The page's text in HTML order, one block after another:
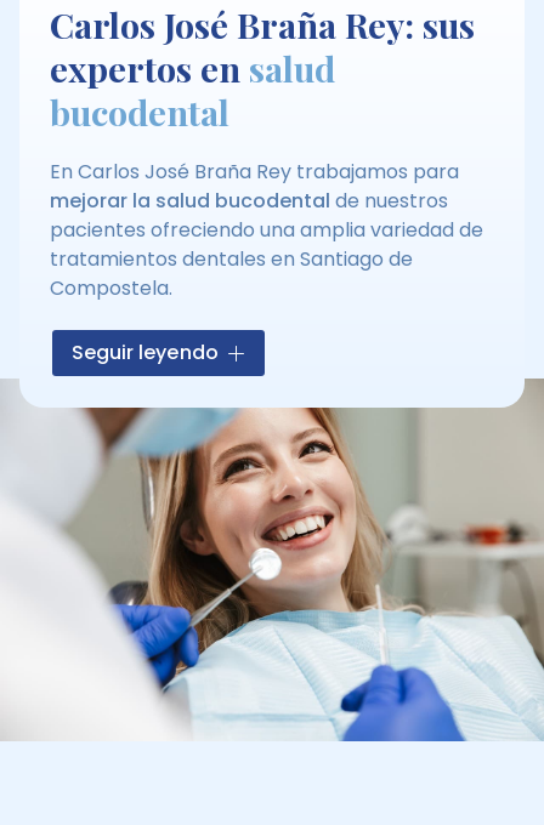
Carlos José Braña Rey: sus
expertos en salud
bucodental
En Carlos José Braña Rey trabajamos para
mejorar la salud bucodental de nuestros
pacientes ofreciendo una amplia variedad de
tratamientos dentales en Santiago de
Compostela.
Contamos con un equipo de profesionales que
ofrecen servicios deodontología
estética dental
con la máxima
profesionalidad y personalización. Ofrecemos
la mejor calidad en todos nuestros productos
y una gran experiencia, ya que llevamos en el
sector desde 1996.
Seguir leyendo